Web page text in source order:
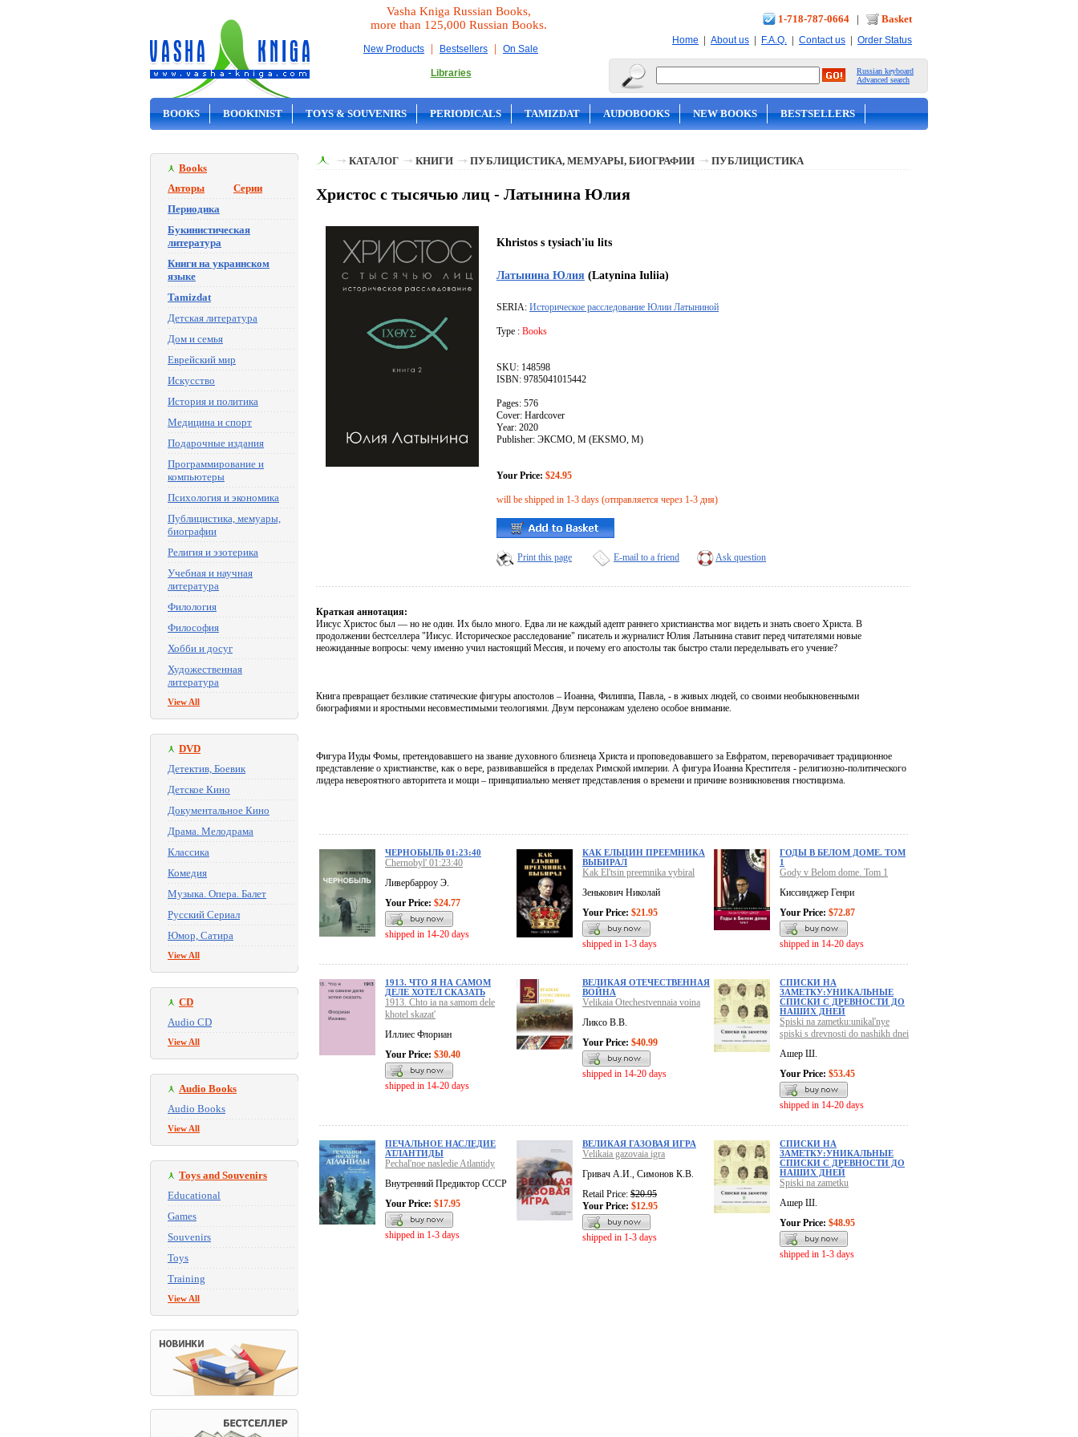
Vasha Kniga Russian Books,
more than 125,000 Russian Books.
New Products | Bestsellers | On Sale
Libraries
1-718-787-0664 | Basket
Home | About us | F.A.Q. | Contact us | Order Status
Russian keyboard
Advanced search
BOOKS BOOKINIST TOYS & SOUVENIRS PERIODICALS TAMIZDAT AUDOBOOKS NEW BOOKS BESTSELLERS
Books
Авторы
Серии
Периодика
Букинистическая
литература
Книги на украинском
языке
Tamizdat
Детская литература
Дом и семья
Еврейский мир
Искусство
История и политика
Медицина и спорт
Подарочные издания
Программирование и
компьютеры
Психология и экономика
Публицистика, мемуары,
биографии
Религия и эзотерика
Учебная и научная
литература
Филология
Философия
Хобби и досуг
Художественная
литература
View All
DVD
Детектив, Боевик
Детское Кино
Документальное Кино
Драма. Мелодрама
Классика
Комедия
Музыка. Опера. Балет
Русский Сериал
Юмор, Сатира
View All
CD
Audio CD
View All
Audio Books
Audio Books
View All
Toys and Souvenirs
Educational
Games
Souvenirs
Toys
Training
View All
КАТАЛОГ КНИГИ ПУБЛИЦИСТИКА, МЕМУАРЫ, БИОГРАФИИ ПУБЛИЦИСТИКА
Христос с тысячью лиц - Латынина Юлия
Khristos s tysiach'iu lits
Латынина Юлия (Latynina Iuliia)
SERIA: Историческое расследование Юлии Латыниной
Type : Books
SKU: 148598
ISBN: 9785041015442
Pages: 576
Cover: Hardcover
Year: 2020
Publisher: ЭКСМО, М (EKSMO, M)
Your Price: $24.95
will be shipped in 1-3 days (отправляется через 1-3 дня)
Print this page E-mail to a friend Ask question
Краткая аннотация:
Иисус Христос был — но не один. Их было много. Едва ли не каждый адепт раннего христианства мог видеть и знать своего Христа. В
продолжении бестселлера "Иисус. Историческое расследование" писатель и журналист Юлия Латынина ставит перед читателями новые
неожиданные вопросы: чему именно учил настоящий Мессия, и почему его апостолы так быстро стали переделывать его учение?
Книга превращает безликие статические фигуры апостолов – Иоанна, Филиппа, Павла, - в живых людей, со своими необыкновенными
биографиями и яростными несовместимыми теологиями. Двум персонажам уделено особое внимание.
Фигура Иуды Фомы, претендовавшего на звание духовного близнеца Христа и проповедовавшего за Евфратом, переворачивает традиционное
представление о христианстве, как о вере, развивавшейся в пределах Римской империи. А фигура Иоанна Крестителя - религиозно-политического
лидера невероятного авторитета и мощи – принципиально меняет представления о времени и причине возникновения гностицизма.
ЧЕРНОБЫЛЬ 01:23:40
Chernobyl' 01:23:40
Ливербарроу Э.
Your Price: $24.77
shipped in 14-20 days
КАК ЕЛЬЦИН ПРЕЕМНИКА
ВЫБИРАЛ
Kak El'tsin preemnika vybiral
Зенькович Николай
Your Price: $21.95
shipped in 1-3 days
ГОДЫ В БЕЛОМ ДОМЕ. ТОМ
1
Gody v Belom dome. Tom 1
Киссинджер Генри
Your Price: $72.87
shipped in 14-20 days
1913. ЧТО Я НА САМОМ
ДЕЛЕ ХОТЕЛ СКАЗАТЬ
1913. Chto ia na samom dele
khotel skazat'
Иллиес Флориан
Your Price: $30.40
shipped in 14-20 days
ВЕЛИКАЯ ОТЕЧЕСТВЕННАЯ
ВОЙНА
Velikaia Otechestvennaia voina
Ликсо В.В.
Your Price: $40.99
shipped in 14-20 days
СПИСКИ НА
ЗАМЕТКУ:УНИКАЛЬНЫЕ
СПИСКИ С ДРЕВНОСТИ ДО
НАШИХ ДНЕЙ
Spiski na zametku:unikal'nye
spiski s drevnosti do nashikh dnei
Ашер Ш.
Your Price: $53.45
shipped in 14-20 days
ПЕЧАЛЬНОЕ НАСЛЕДИЕ
АТЛАНТИДЫ
Pechal'noe nasledie Atlantidy
Внутренний Предиктор СССР
Your Price: $17.95
shipped in 1-3 days
ВЕЛИКАЯ ГАЗОВАЯ ИГРА
Velikaia gazovaia igra
Гривач А.И., Симонов К.В.
Retail Price: $20.95
Your Price: $12.95
shipped in 1-3 days
СПИСКИ НА
ЗАМЕТКУ:УНИКАЛЬНЫЕ
СПИСКИ С ДРЕВНОСТИ ДО
НАШИХ ДНЕЙ
Spiski na zametku
Ашер Ш.
Your Price: $48.95
shipped in 1-3 days